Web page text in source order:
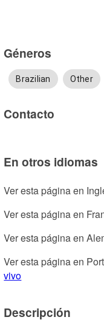
Géneros
Brazilian Other
Contacto
En otros idiomas
Ver esta página en
Ver esta página en
Ver esta página en
Ver esta página en
vivo
Descripción